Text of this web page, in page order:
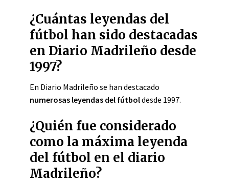
¿Cuántas leyendas del
fútbol han sido destacadas
en Diario Madrileño desde
1997?
En Diario Madrileño se han destacado
numerosas leyendas del fútboldesde 1997.
¿Quién fue considerado
como la máxima leyenda
del fútbol en el diario
Madrileño?